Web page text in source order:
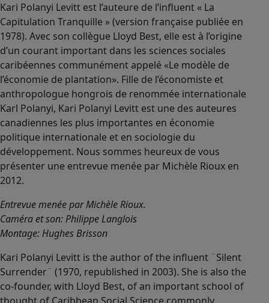
Kari Polanyi Levitt est l’auteure de l’influent « La
Capitulation Tranquille » (version française publiée en
1978). Avec son collègue Lloyd Best, elle est à l’origine
d’un courant important dans les sciences sociales
caribéennes communément appelé «Le modèle de
l’économie de plantation». Fille de l’économiste et
anthropologue hongrois de renommée internationale
Karl Polanyi, Kari Polanyi Levitt est une des auteures
canadiennes les plus importantes en économie
politique internationale et en sociologie du
développement. Nous sommes heureux de vous
présenter une entrevue menée par Michèle Rioux en
2012.
Entrevue menée par Michèle Rioux.
Caméra et son: Philippe Langlois
Montage: Hughes Brisson
Kari Polanyi Levitt is the author of the influent ¨Silent
Surrender¨ (1970, republished in 2003). She is also the
co-founder, with Lloyd Best, of an important school of